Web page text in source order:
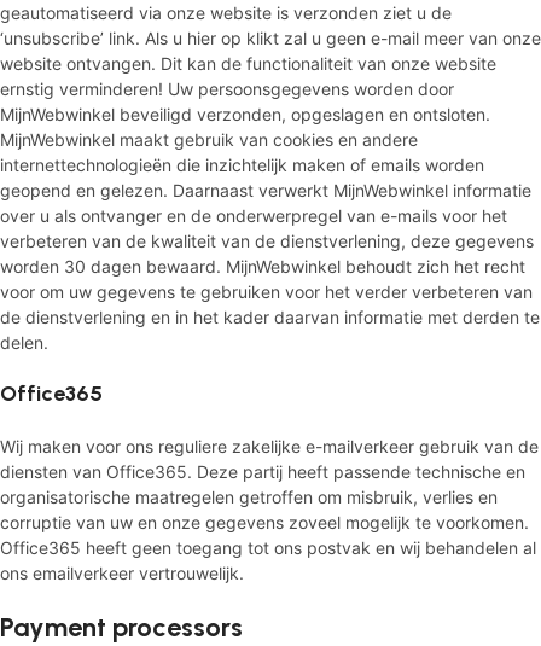
geautomatiseerd via onze website is verzonden ziet u de
‘unsubscribe’ link. Als u hier op klikt zal u geen e-mail meer van onze
website ontvangen. Dit kan de functionaliteit van onze website
ernstig verminderen! Uw persoonsgegevens worden door
MijnWebwinkel beveiligd verzonden, opgeslagen en ontsloten.
MijnWebwinkel maakt gebruik van cookies en andere
internettechnologieën die inzichtelijk maken of emails worden
geopend en gelezen. Daarnaast verwerkt MijnWebwinkel informatie
over u als ontvanger en de onderwerpregel van e-mails voor het
verbeteren van de kwaliteit van de dienstverlening, deze gegevens
worden 30 dagen bewaard. MijnWebwinkel behoudt zich het recht
voor om uw gegevens te gebruiken voor het verder verbeteren van
de dienstverlening en in het kader daarvan informatie met derden te
delen.
Office365
Wij maken voor ons reguliere zakelijke e-mailverkeer gebruik van de
diensten van Office365. Deze partij heeft passende technische en
organisatorische maatregelen getroffen om misbruik, verlies en
corruptie van uw en onze gegevens zoveel mogelijk te voorkomen.
Office365 heeft geen toegang tot ons postvak en wij behandelen al
ons emailverkeer vertrouwelijk.
Payment processors